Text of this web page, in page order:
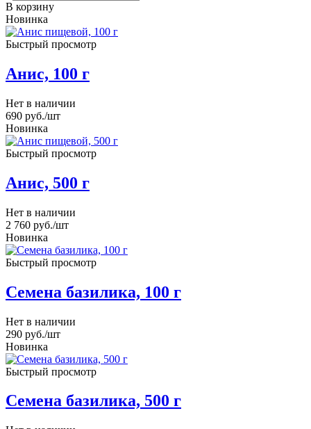
В корзину
Новинка
Быстрый просмотр
Анис, 100 г
Нет в наличии
690 руб./шт
Новинка
Быстрый просмотр
Анис, 500 г
Нет в наличии
2 760 руб./шт
Новинка
Быстрый просмотр
Семена базилика, 100 г
Нет в наличии
290 руб./шт
Новинка
Быстрый просмотр
Семена базилика, 500 г